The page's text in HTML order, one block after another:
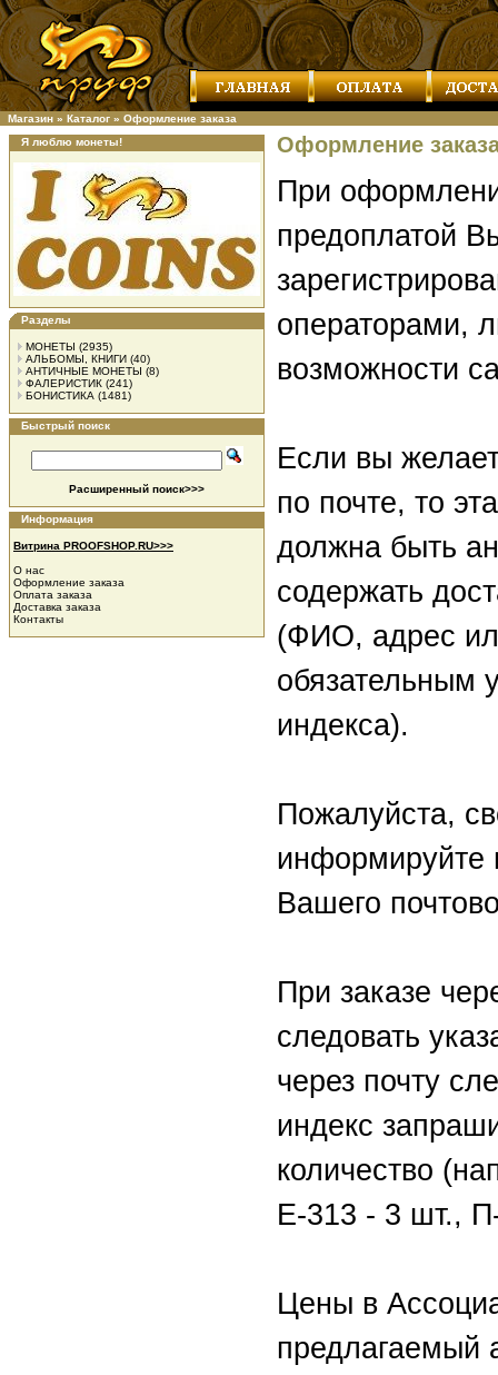
Магазин » Каталог » Оформление заказа
Я люблю монеты!
Разделы
МОНЕТЫ (2935)
АЛЬБОМЫ, КНИГИ (40)
АНТИЧНЫЕ МОНЕТЫ (8)
ФАЛЕРИСТИК (241)
БОНИСТИКА (1481)
Быстрый поиск
Расширенный поиск>>>
Информация
Витрина PROOFSHOP.RU>>>
О нас
Оформление заказа
Оплата заказа
Доставка заказа
Контакты
Оформление
При
предоплатой
операторами,
возможности
Если вы
по почте, то
должна быть
содержать
(ФИО, адрес
обязательным
индекса).
Пожалуйста,
информируйте
Вашего
При заказе
следовать
через почту
индекс
количество
Е-313 - 3 шт.,
Цены в
предлагаемый